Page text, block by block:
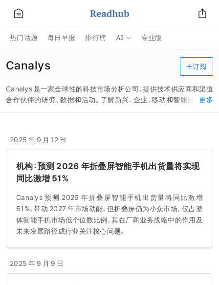
热门话题 每日早报 排行榜 AI 专业版
Canalys
Canalys 是一家全球性的科技市场分析公司，提供技术供应商和渠道
合作伙伴的研究、数据和活动。了解新兴、企业、移动和智能技术，以
及如何利用渠道实现业务成功。
更多
订阅
2025 年 9 月 12 日
机构：预测 2026 年折叠屏智能手机出货量将实现
同比激增 51%
Canalys 预测 2026 年折叠屏智能手机出货量将同比激增
51%，带动 2027 年市场动能，但折叠屏仍为小众市场，仅占整
体智能手机市场低个位数比例，其在厂商业务战略中的作用及
未来发展路径成行业关注核心问题。
2025 年 9 月 9 日